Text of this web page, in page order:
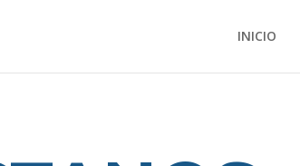
INICIO